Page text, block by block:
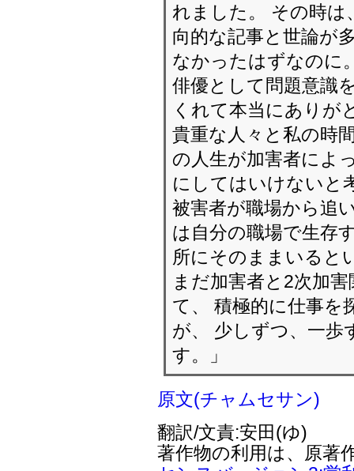
れました。 その時は
向的な記事と世論が
なかったはずなのに
俳優として問題意識
くれて本当にありが
貴重な人々と私の時
の人生が加害者によ
にしてはいけないと
被害者が職場から追
は自分の職場で生存
所にそのままいると
まだ加害者と2次加
て、 積極的に仕事を
が、 少しずつ、一歩
す。」
原文(チャムセサン)
翻訳/文責:安田(ゆ)
著作物の利用は、原著